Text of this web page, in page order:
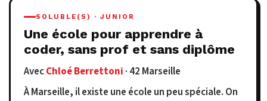
SOLUBLE(S) · JUNIOR
Une école pour apprendre à
coder, sans prof et sans diplôme
AvecChloé Berrettoni · 42 Marseille
À Marseille, il existe une école un peu spéciale. On